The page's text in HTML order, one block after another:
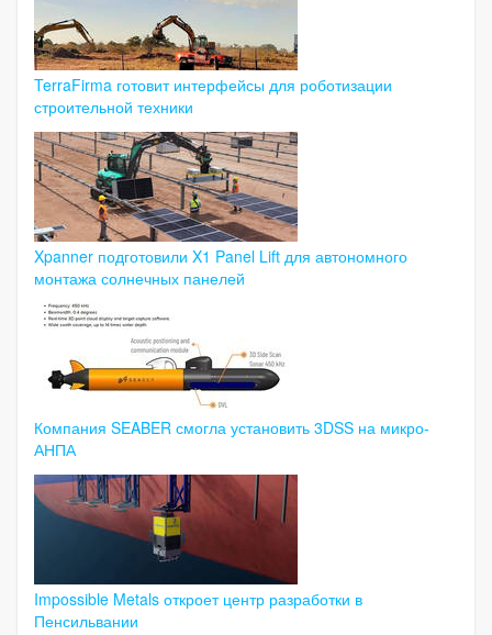
TerraFirma готовит интерфейсы для роботизации
строительной техники
Xpanner подготовили X1 Panel Lift для автономного
монтажа солнечных панелей
Компания SEABER смогла установить 3DSS на микро-
АНПА
Impossible Metals откроет центр разработки в
Пенсильвании